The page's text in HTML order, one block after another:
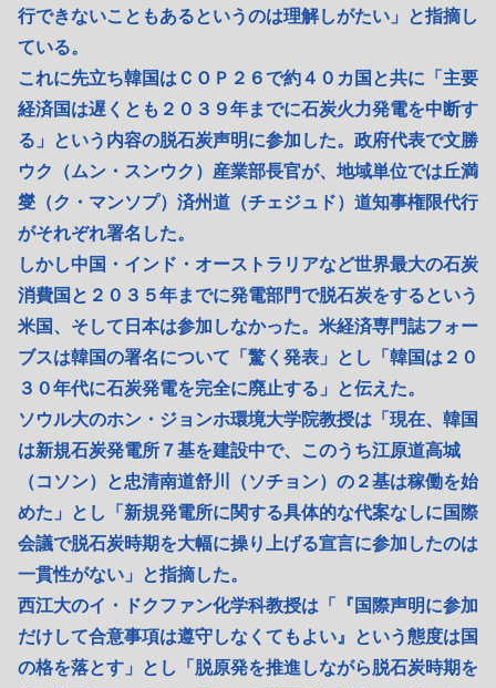
行できないこともあるというのは理解しがたい」と指摘し
ている。
これに先立ち韓国はＣＯＰ２６で約４０カ国と共に「主要
経済国は遅くとも２０３９年までに石炭火力発電を中断す
る」という内容の脱石炭声明に参加した。政府代表で文勝
ウク（ムン・スンウク）産業部長官が、地域単位では丘満
燮（ク・マンソプ）済州道（チェジュド）道知事権限代行
がそれぞれ署名した。
しかし中国・インド・オーストラリアなど世界最大の石炭
消費国と２０３５年までに発電部門で脱石炭をするという
米国、そして日本は参加しなかった。米経済専門誌フォー
ブスは韓国の署名について「驚く発表」とし「韓国は２０
３０年代に石炭発電を完全に廃止する」と伝えた。
ソウル大のホン・ジョンホ環境大学院教授は「現在、韓国
は新規石炭発電所７基を建設中で、このうち江原道高城
（コソン）と忠清南道舒川（ソチョン）の２基は稼働を始
めた」とし「新規発電所に関する具体的な代案なしに国際
会議で脱石炭時期を大幅に操り上げる宣言に参加したのは
一貫性がない」と指摘した。
西江大のイ・ドクファン化学科教授は「『国際声明に参加
だけして合意事項は遵守しなくてもよい』という態度は国
の格を落とす」とし「脱原発を推進しながら脱石炭時期を